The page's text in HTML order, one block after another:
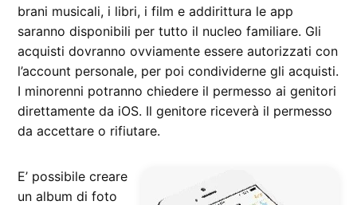
brani musicali, i libri, i film e addirittura le app
saranno disponibili per tutto il nucleo familiare. Gli
acquisti dovranno ovviamente essere autorizzati con
l’account personale, per poi condividerne gli acquisti.
I minorenni potranno chiedere il permesso ai genitori
direttamente da iOS. Il genitore riceverà il permesso
da accettare o rifiutare.
E’ possibile creare
un album di foto